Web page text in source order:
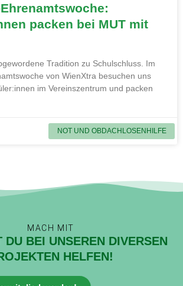
NOT UND OBDACHLOSENHILFE
packen bei MUT mit
Tradition zu Schulschluss. Im
von WienXtra besuchen uns
im Vereinszentrum und packen
MACH MIT
DU BEI UNSEREN DIVERSEN
HELFEN!